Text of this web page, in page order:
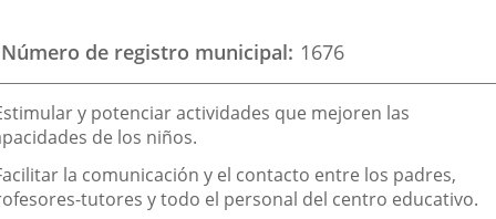
electrónico
Número de registro municipal 1676
y potenciar actividades que mejoren las
de los niños.
la comunicación y el contacto entre los padres,
tutores y todo el personal del centro educativo.